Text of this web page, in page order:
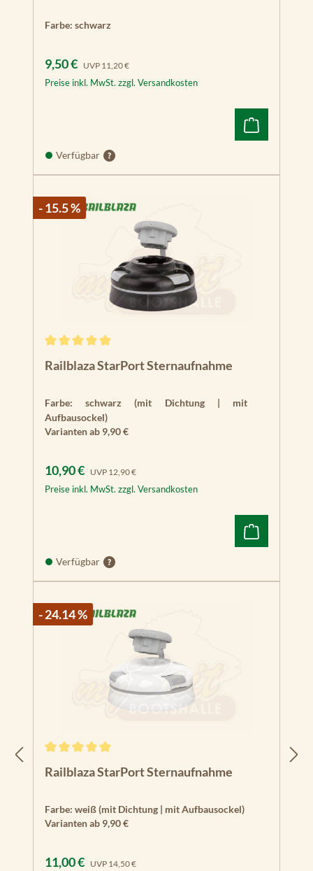
Farbe: schwarz
Verkaufspreis:
9,50 € UVP Regulärer Preis:
11,20 €
Preise inkl. MwSt. zzgl. Versandkosten
Verfügbar
- 15.5 %
Railblaza StarPort Sternaufnahme
Farbe: schwarz (mit Dichtung | mit
Aufbausockel)
Varianten ab 9,90 €
Verkaufspreis:
10,90 € UVP Regulärer Preis:
12,90 €
Preise inkl. MwSt. zzgl. Versandkosten
Verfügbar
- 24.14 %
Durchschnittliche Bewertung von 5 von 5 Sternen
Railblaza StarPort Sternaufnahme
Farbe: weiß (mit Dichtung | mit Aufbausockel)
Varianten ab 9,90 €
Verkaufspreis:
11,00 € UVP Regulärer Preis:
14,50 €